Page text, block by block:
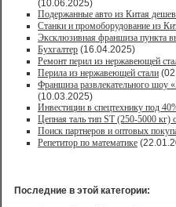
(10.06.2025)
Подержанные авто из Китая
Станки и промоборудование из
Эксклюзивная франшиза пункта
Бухгалтер (16.04.2025)
Ремонт перил из нержавеющей
Перила из нержавеющей стали
Франшиза развлекательного шоу
(10.03.2025)
Инвестиции в спецтехнику под
Цепная таль тип ST (250-5000 кг)
Поиск партнеров и оптовых
Репетитор по математике
Последние в этой категории: